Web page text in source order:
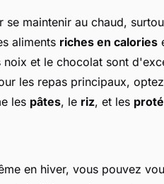
se maintenir au chaud,
aliments riches en calories
et le chocolat sont
les repas principaux,
les pâtes, le riz, et les
en hiver, vous pouvez